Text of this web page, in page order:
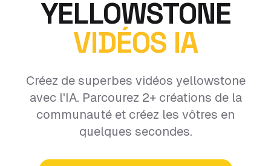
YELLOWSTONE
VIDÉOS IA
Créez de superbes vidéos yellowstone
avec l'IA. Parcourez 2+ créations de la
communauté et créez les vôtres en
quelques secondes.